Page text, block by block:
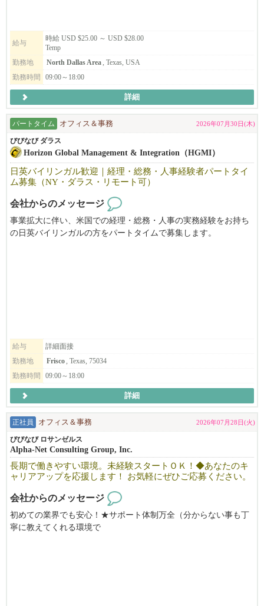
給与
時給 USD $25.00 ～ USD $28.00
Temp
勤務地
North Dallas Area, Texas, USA
勤務時間
09:00～18:00
詳細
パートタイム オフィス＆事務 2026年07月30日(木)
びびなび ダラス
Horizon Global Management & Integration（HGMI）
日英バイリンガル歓迎｜経理・総務・人事経験者パートタイ
ム募集（NY・ダラス・リモート可）
会社からのメッセージ
事業拡大に伴い、米国での経理・総務・人事の実務経験をお持ち
の日英バイリンガルの方をパートタイムで募集します。
いて語った内容をぜひご覧ください。
・日本企業の米国法人向け経理業務（月次決算、記帳など）
・総務・人事労務関連業務（ビザサポート、雇用管理、社内規程
など）
・クライアント対応および管理業務全般
【募集要件】
・経理、総務、人事のいずれかの実務経験（3年以上目安）
・日本語・英語でのビジネスコミュニケーションが可能（日英バ
イリンガル）
・米国在住または日本在住で柔軟に働ける方（リモートワーク中
心）
給与
詳細面接
勤務地
Frisco , Texas, 75034
勤務時間
09:00～18:00
詳細
正社員 オフィス＆事務 2026年07月28日(火)
びびなび ロサンゼルス
Alpha-Net Consulting Group, Inc.
長期で働きやすい環境。未経験スタートＯＫ！◆あなたのキ
ャリアアップを応援します！ お気軽にぜひご応募ください。
会社からのメッセージ
初めての業界でも安心！★サポート体制万全（分からない事も丁
寧に教えてくれる環境で